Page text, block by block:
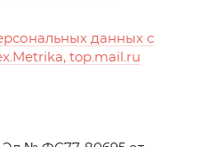
данных с
top.mail.ru